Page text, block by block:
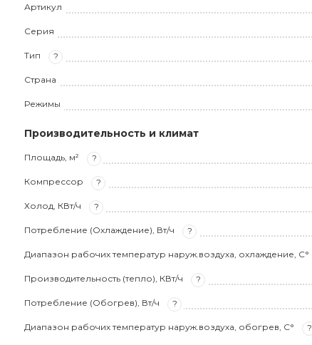
Артикул
Серия
Тип ?
Страна
Режимы
Производительность и климат
Площадь, м² ?
Компрессор ?
Холод, КВт/ч ?
Потребление (Охлаждение), Вт/ч ?
Диапазон рабочих температур наруж.воздуха, охлаждение, С°
Производительность (тепло), КВт/ч ?
Потребление (Обогрев), Вт/ч ?
Диапазон рабочих температур наруж.воздуха, обогрев, С° ?